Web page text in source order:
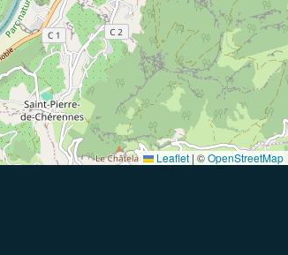
Leaflet | ©OpenStreetMap